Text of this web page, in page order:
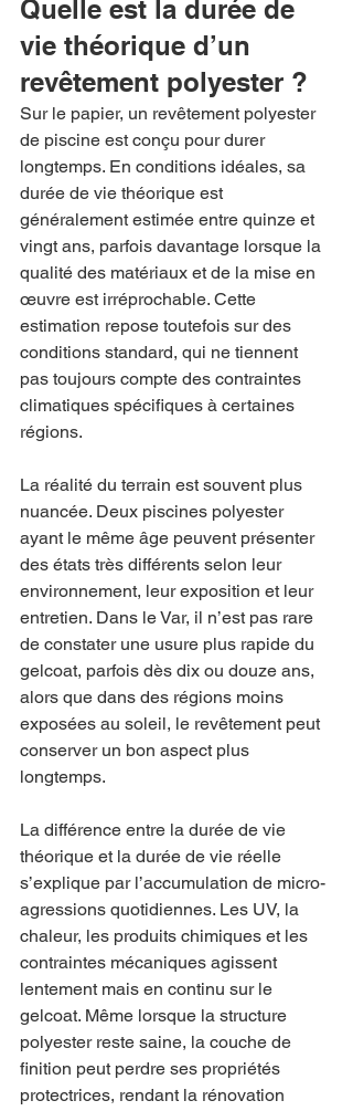
Quelle est la durée de
vie théorique d’un
revêtement polyester ?
Sur le papier, un revêtement polyester
de piscine est conçu pour durer
longtemps. En conditions idéales, sa
durée de vie théorique est
généralement estimée entre quinze et
vingt ans, parfois davantage lorsque la
qualité des matériaux et de la mise en
œuvre est irréprochable. Cette
estimation repose toutefois sur des
conditions standard, qui ne tiennent
pas toujours compte des contraintes
climatiques spécifiques à certaines
régions.
La réalité du terrain est souvent plus
nuancée. Deux piscines polyester
ayant le même âge peuvent présenter
des états très différents selon leur
environnement, leur exposition et leur
entretien. Dans le Var, il n’est pas rare
de constater une usure plus rapide du
gelcoat, parfois dès dix ou douze ans,
alors que dans des régions moins
exposées au soleil, le revêtement peut
conserver un bon aspect plus
longtemps.
La différence entre la durée de vie
théorique et la durée de vie réelle
s’explique par l’accumulation de micro-
agressions quotidiennes. Les UV, la
chaleur, les produits chimiques et les
contraintes mécaniques agissent
lentement mais en continu sur le
gelcoat. Même lorsque la structure
polyester reste saine, la couche de
finition peut perdre ses propriétés
protectrices, rendant la rénovation